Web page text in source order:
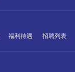
福利待遇 招聘列表